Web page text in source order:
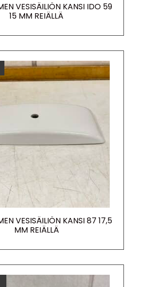
VESISÄILIÖN KANSI IDO 59
15 MM REIÄLLÄ
VESISÄILIÖN KANSI 87 17,5
MM REIÄLLÄ